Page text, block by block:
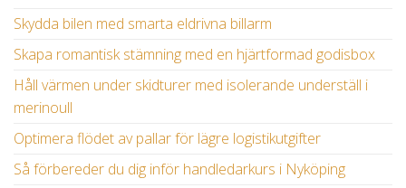
Skydda bilen med smarta eldrivna billarm
Skapa romantisk stämning med en hjärtformad godisbox
Håll värmen under skidturer med isolerande underställ i
merinoull
Optimera flödet av pallar för lägre logistikutgifter
Så förbereder du dig inför handledarkurs i Nyköping